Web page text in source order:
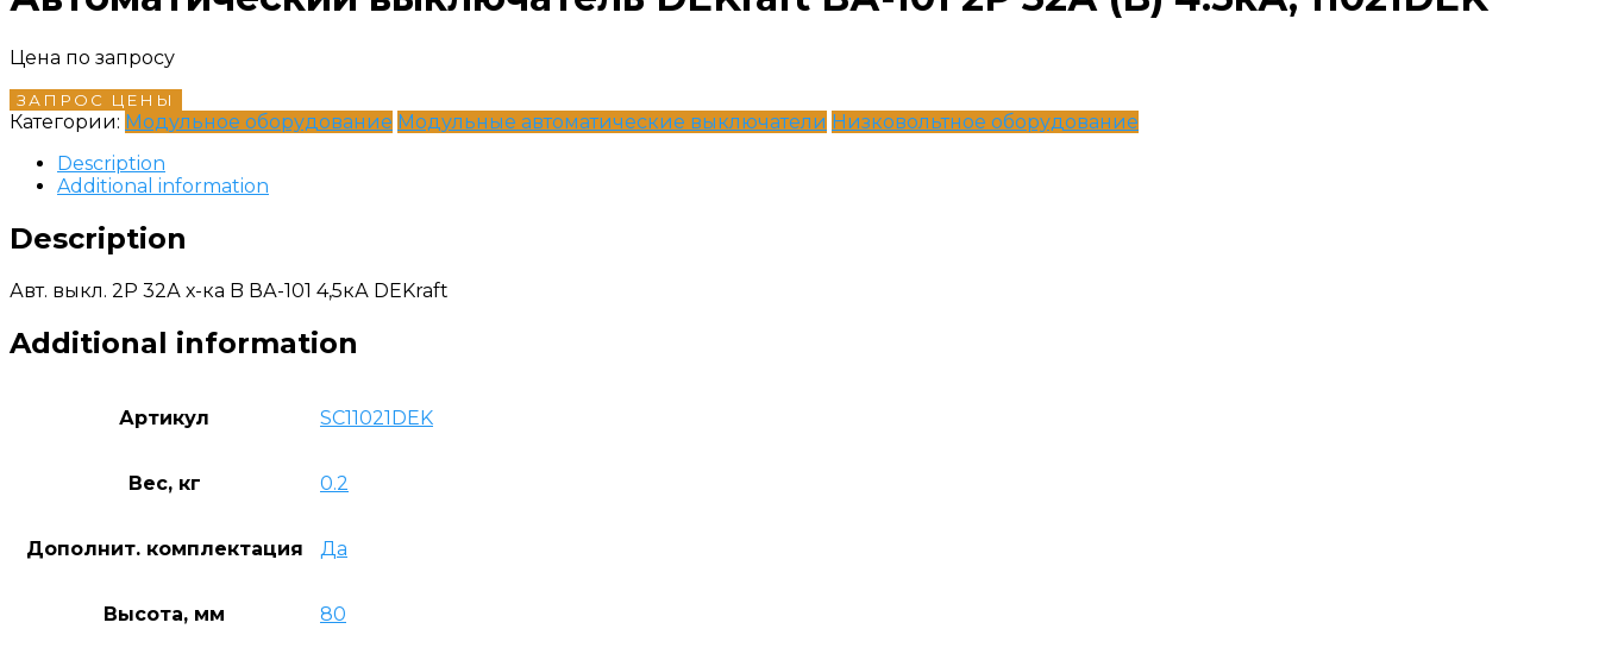
Цена по запросу
ЗАПРОС ЦЕНЫ
Категории: Модульное оборудование Модульные автоматические выключатели Низковольтное оборудование
Description
Additional information
Description
Авт. выкл. 2Р 32А х-ка B ВА-101 4,5кА DEKraft
Additional information
Артикул SC11021DEK
Вес, кг 0.2
Дополнит. комплектация Да
Высота, мм 80